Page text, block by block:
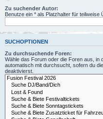
Zu suchender Autor:
Benutze ein * als Platzhalter für teilweise
SUCHOPTIONEN
Zu durchsuchende Foren:
Wähle das Forum oder die Foren aus, in
automatisch mit durchsucht, sofern du
deaktivierst.